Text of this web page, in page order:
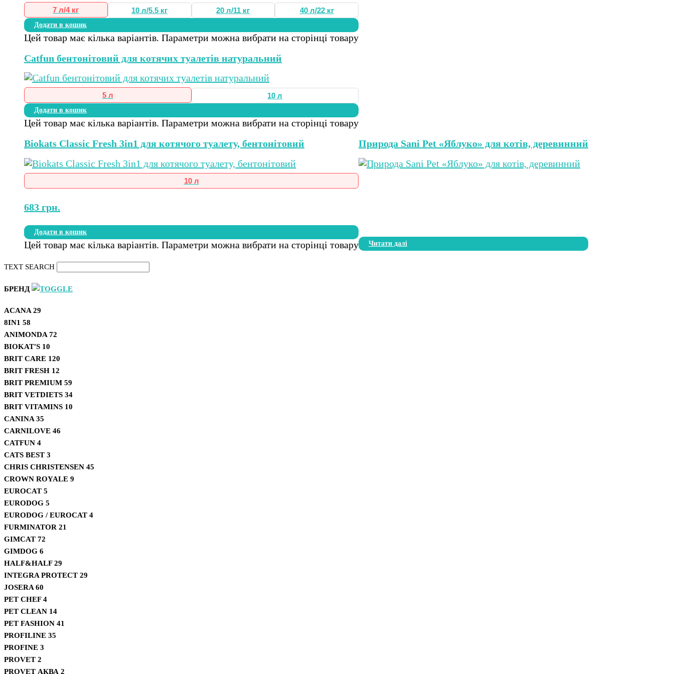
7 л/4 кг 10 л/5.5 кг 20 л/11 кг 40 л/22 кг
Додати в кошик
Цей товар має кілька варіантів. Параметри можна вибрати на сторінці товару
Catfun бентонітовий для котячих туалетів натуральний
5 л 10 л
Додати в кошик
Цей товар має кілька варіантів. Параметри можна вибрати на сторінці товару
Biokats Classic Fresh 3in1 для котячого туалету, бентонітовий
10 л
683 грн.
Додати в кошик
Цей товар має кілька варіантів. Параметри можна вибрати на сторінці товару
Природа Sani Pet «Яблуко» для котів, деревинний
Читати далі
TEXT SEARCH
БРЕНД
ACANA29
8IN1 58
ANIMONDA72
BIOKAT'S 10
BRIT CARE 120
BRIT FRESH 12
BRIT PREMIUM 59
BRIT VETDIETS 34
BRIT VITAMINS 10
CANINA35
CARNILOVE 46
CATFUN 4
CATS BEST 3
CHRIS CHRISTENSEN 45
CROWN ROYALE 9
EUROCAT 5
EURODOG 5
EURODOG / EUROCAT 4
FURMINATOR 21
GIMCAT 72
GIMDOG 6
HALF&HALF29
INTEGRA PROTECT 29
JOSERA60
PET CHEF4
PET CLEAN 14
PET FASHION 41
PROFILINE 35
PROFINE 3
PROVET 2
PROVET АКВА 2